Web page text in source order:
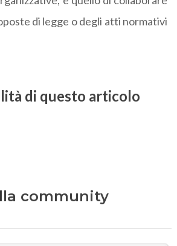
di legge o degli atti normativi
di questo articolo
community